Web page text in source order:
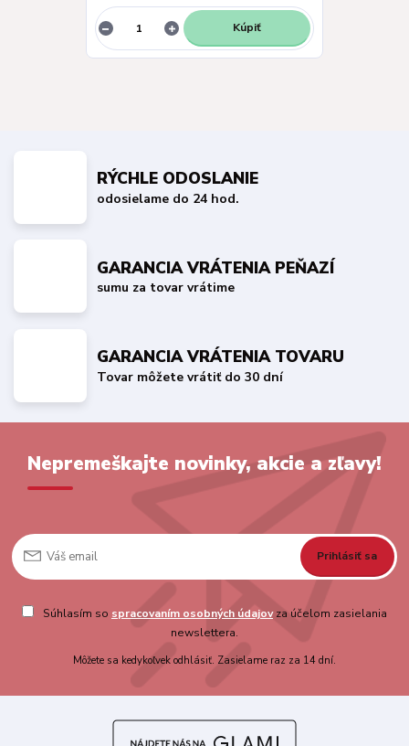
Kúpiť
RÝCHLE ODOSLANIE
odosielame do 24 hod.
GARANCIA VRÁTENIA PEŇAZÍ
sumu za tovar vrátime
GARANCIA VRÁTENIA TOVARU
Tovar môžete vrátiť do 30 dní
Nepremeškajte novinky, akcie a zľavy!
Prihlásiť sa
Súhlasím so spracovaním osobných údajovza účelom zasielania
newslettera.
Môžete sa kedykoľvek odhlásiť. Zasielame raz za 14 dní.